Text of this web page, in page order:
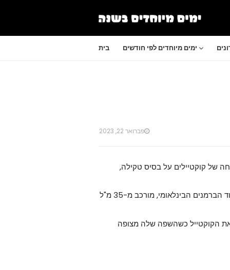
בית ימים מיוחדים לפי חודשים
פברואר 22, 2023
של קוקטיילים על בסיס טקילה,
הקוקטייל הקלאסי של המרגריטה, שמוכר רשמית על ידי איגוד הברמנים הבינלאומי, מורכב מ-35 מ"ל
הקוקטייל כשהשפה שלה מצופה